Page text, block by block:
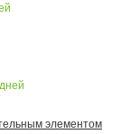
дней
элементом